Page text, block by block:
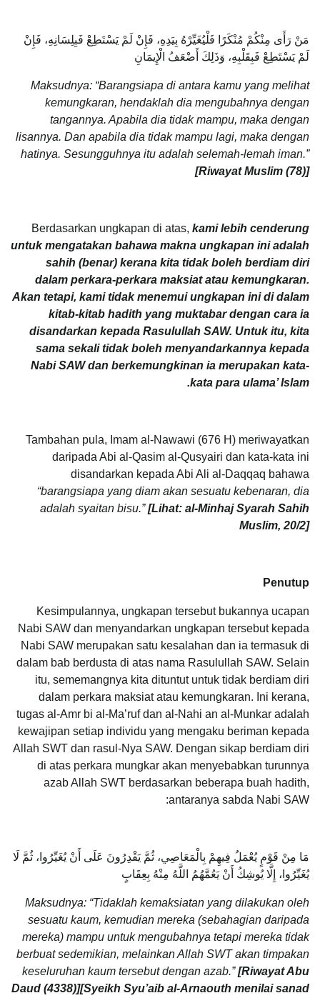
مَنْ رَأَى مِنْكُمْ مُنْكَرًا فَلْيُغَيِّرْهُ بِيَدِهِ، فَإِنْ لَمْ يَسْتَطِعْ فَبِلِسَانِهِ، فَإِنْ
لَمْ يَسْتَطِعْ فَبِقَلْبِهِ، وَذَلِكَ أَضْعَفُ الْإِيمَانِ
Maksudnya: “Barangsiapa di antara kamu yang melihat
kemungkaran, hendaklah dia mengubahnya dengan
tangannya. Apabila dia tidak mampu, maka dengan
lisannya. Dan apabila dia tidak mampu lagi, maka dengan
hatinya. Sesungguhnya itu adalah selemah-lemah iman.”
[Riwayat Muslim (78)]
Berdasarkan ungkapan di atas, kami lebih cenderung
untuk mengatakan bahawa makna ungkapan ini adalah
sahih (benar) kerana kita tidak boleh berdiam diri
dalam perkara-perkara maksiat atau kemungkaran.
Akan tetapi, kami tidak menemui ungkapan ini di dalam
kitab-kitab hadith yang muktabar dengan cara ia
disandarkan kepada Rasulullah SAW. Untuk itu, kita
sama sekali tidak boleh menyandarkannya kepada
Nabi SAW dan berkemungkinan ia merupakan kata-
kata para ulama’ Islam.
Tambahan pula, Imam al-Nawawi (676 H) meriwayatkan
daripada Abi al-Qasim al-Qusyairi dan kata-kata ini
disandarkan kepada Abi Ali al-Daqqaq bahawa
“barangsiapa yang diam akan sesuatu kebenaran, dia
adalah syaitan bisu.”[Lihat: al-Minhaj Syarah Sahih
Muslim, 20/2]
Penutup
Kesimpulannya, ungkapan tersebut bukannya ucapan
Nabi SAW dan menyandarkan ungkapan tersebut kepada
Nabi SAW merupakan satu kesalahan dan ia termasuk di
dalam bab berdusta di atas nama Rasulullah SAW. Selain
itu, sememangnya kita dituntut untuk tidak berdiam diri
dalam perkara maksiat atau kemungkaran. Ini kerana,
tugas al-Amr bi al-Ma’ruf dan al-Nahi an al-Munkar adalah
kewajipan setiap individu yang mengaku beriman kepada
Allah SWT dan rasul-Nya SAW. Dengan sikap berdiam diri
di atas perkara mungkar akan menyebabkan turunnya
azab Allah SWT berdasarkan beberapa buah hadith,
antaranya sabda Nabi SAW:
مَا مِنْ قَوْمٍ يُعْمَلُ فِيهِمْ بِالْمَعَاصِي، ثُمَّ يَقْدِرُونَ عَلَى أَنْ يُغَيِّرُوا، ثُمَّ لَا
يُغَيِّرُوا، إِلَّا يُوشِكُ أَنْ يَعُمَّهُمُ اللَّهُ مِنْهُ بِعِقَابٍ
Maksudnya: “Tidaklah kemaksiatan yang dilakukan oleh
sesuatu kaum, kemudian mereka (sebahagian daripada
mereka) mampu untuk mengubahnya tetapi mereka tidak
berbuat sedemikian, melainkan Allah SWT akan timpakan
keseluruhan kaum tersebut dengan azab.”[Riwayat Abu
Daud (4338)][Syeikh Syu’aib al-Arnaouth menilai sanad